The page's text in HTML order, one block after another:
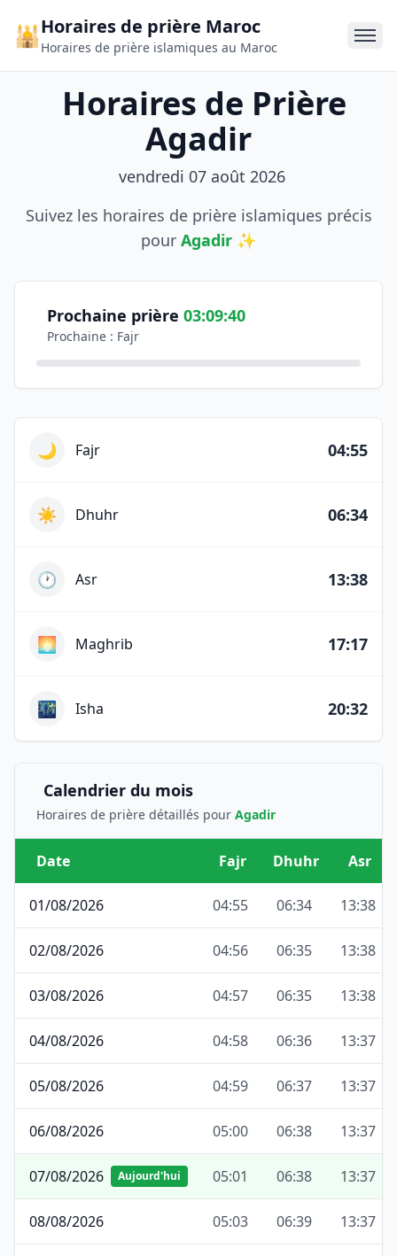
🕌Horaires de prière Maroc
Horaires de prière islamiques au Maroc
Horaires de Prière
Agadir
vendredi 07 août 2026
Suivez les horaires de prière islamiques précis
pour Agadir ✨
Consultez les horaires officiels de prière pour la ville de
Coordonnées géographiques: Latitude 31,508493,
Prochaine prière 03:09:40
Prochaine : Fajr
🌙 Fajr 04:55
☀️ Dhuhr 06:34
🕐 Asr 13:38
🌅 Maghrib 17:17
🌃 Isha 20:32
Calendrier du mois
Horaires de prière détaillés pour Agadir
Date Fajr Dhuhr Asr
01/08/2026 04:55 06:34 13:38
02/08/2026 04:56 06:35 13:38
03/08/2026 04:57 06:35 13:38
04/08/2026 04:58 06:36 13:37
05/08/2026 04:59 06:37 13:37
06/08/2026 05:00 06:38 13:37
07/08/2026 Aujourd'hui 05:01 06:38 13:37
08/08/2026 05:03 06:39 13:37